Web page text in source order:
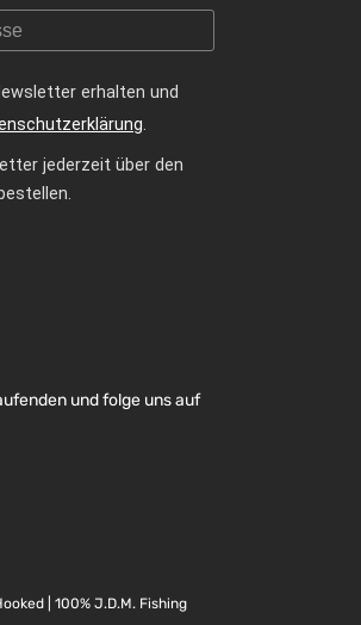
erhalten und
.
jederzeit über den
und folge uns auf
| 100% J.D.M. Fishing